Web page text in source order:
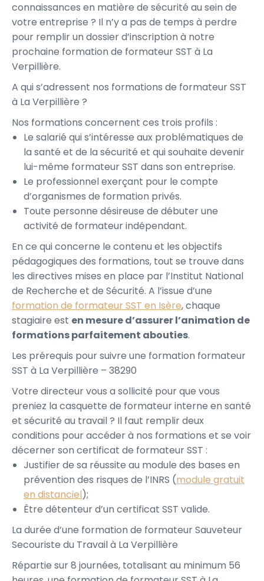
connaissances en matière de sécurité au sein de
votre entreprise ? Il n’y a pas de temps à perdre
pour remplir un dossier d’inscription à notre
prochaine formation de formateur SST à La
Verpillière.
A qui s’adressent nos formations de formateur SST
à La Verpillière ?
Nos formations concernent ces trois profils :
Le salarié qui s’intéresse aux problématiques de
la santé et de la sécurité et qui souhaite devenir
lui-même formateur SST dans son entreprise.
Le professionnel exerçant pour le compte
d’organismes de formation privés.
Toute personne désireuse de débuter une
activité de formateur indépendant.
En ce qui concerne le contenu et les objectifs
pédagogiques des formations, tout se trouve dans
les directives mises en place par l’Institut National
de Recherche et de Sécurité. A l’issue d’une
formation de formateur SST en Isère, chaque
stagiaire est en mesure d’assurer l’animation de
formations parfaitement abouties.
Les prérequis pour suivre une formation formateur
SST à La Verpillière – 38290
Votre directeur vous a sollicité pour que vous
preniez la casquette de formateur interne en santé
et sécurité au travail ? Il faut remplir deux
conditions pour accéder à nos formations et se voir
décerner son certificat de formateur SST :
Justifier de sa réussite au module des bases en
prévention des risques de l’INRS (module gratuit
en distanciel);
Être détenteur d’un certificat SST valide.
La durée d’une formation de formateur Sauveteur
Secouriste du Travail à La Verpillière
Répartie sur 8 journées, totalisant au minimum 56